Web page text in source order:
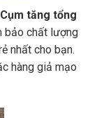
Cụm tăng tổng
bảo chất lượng
nhất cho bạn.
hàng giả mạo